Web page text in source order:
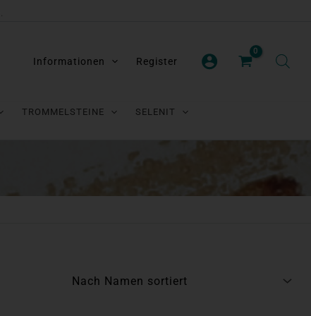
Informationen Register
TROMMELSTEINE
SELENIT